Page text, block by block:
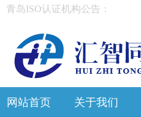
青岛ISO认证机构公告：
网站首页 关于我们